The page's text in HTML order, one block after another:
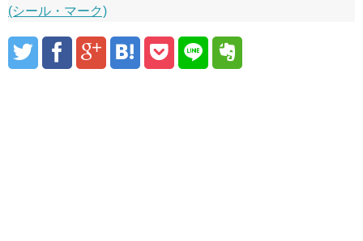
(シール・マーク)